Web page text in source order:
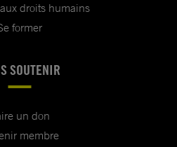
droits humains
former
SOUTENIR
un don
membre